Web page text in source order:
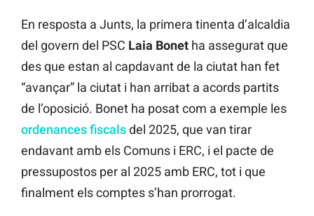
En resposta a Junts, la primera tinenta d’alcaldia
del govern del PSC Laia Bonet ha assegurat que
des que estan al capdavant de la ciutat han fet
“avançar” la ciutat i han arribat a acords partits
de l’oposició. Bonet ha posat com a exemple les
ordenances fiscalsdel 2025, que van tirar
endavant amb els Comuns i ERC, i el pacte de
pressupostos per al 2025 amb ERC, tot i que
finalment els comptes s’han prorrogat.